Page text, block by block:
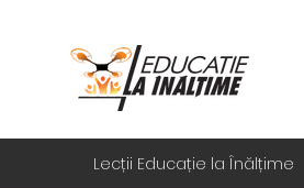
Lecții Educație la Înălțime